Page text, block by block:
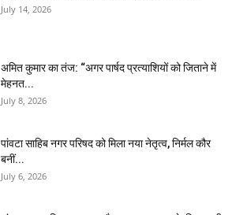
July 14, 2026
अमित कुमार का तंज: “अगर पार्षद प्रत्याशियों को जिताने में
मेहनत...
July 8, 2026
पांवटा साहिब नगर परिषद को मिला नया नेतृत्व, निर्मल कौर
बनीं...
July 6, 2026